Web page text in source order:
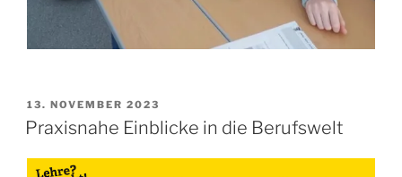
VERÖFFENTLICHT
AM
13. NOVEMBER 2023
Praxisnahe Einblicke in die Berufswelt